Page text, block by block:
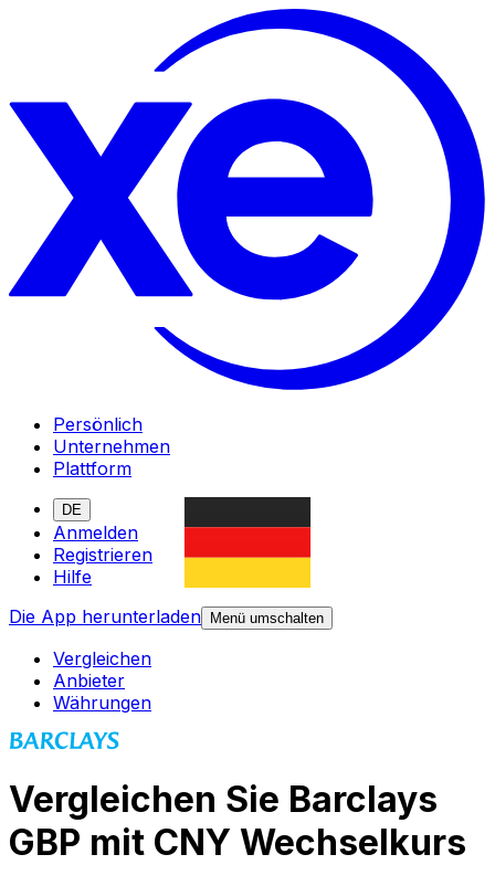
Persönlich
Unternehmen
Plattform
DE
Anmelden
Registrieren
Hilfe
Die App herunterladen
Menü umschalten
Vergleichen
Anbieter
Währungen
Vergleichen Sie Barclays
GBP mit CNY Wechselkurs